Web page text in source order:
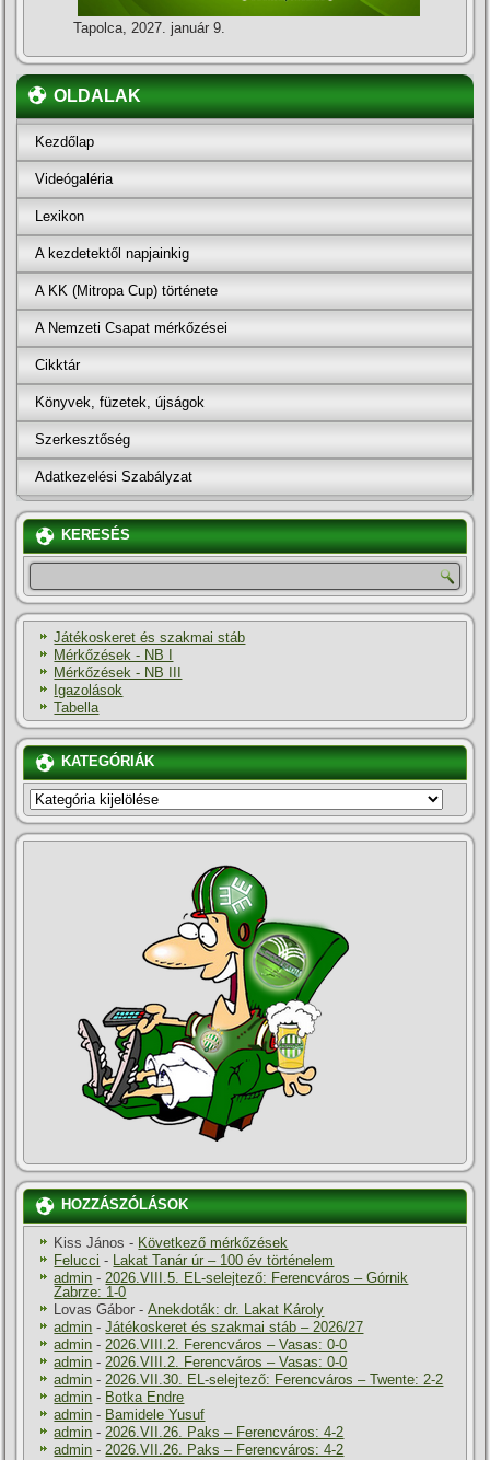
Tapolca, 2027. január 9.
OLDALAK
Kezdőlap
Videógaléria
Lexikon
A kezdetektől napjainkig
A KK (Mitropa Cup) története
A Nemzeti Csapat mérkőzései
Cikktár
Könyvek, füzetek, újságok
Szerkesztőség
Adatkezelési Szabályzat
KERESÉS
Játékoskeret és szakmai stáb
Mérkőzések - NB I
Mérkőzések - NB III
Igazolások
Tabella
KATEGÓRIÁK
KATEGÓRIÁK
HOZZÁSZÓLÁSOK
Kiss János - Következő mérkőzések
Felucci - Lakat Tanár úr – 100 év történelem
admin -2026.VIII.5. EL-selejtező: Ferencváros – Górnik
Zabrze: 1-0
Lovas Gábor -Anekdoták: dr. Lakat Károly
admin -Játékoskeret és szakmai stáb – 2026/27
admin -2026.VIII.2. Ferencváros – Vasas: 0-0
admin -2026.VIII.2. Ferencváros – Vasas: 0-0
admin -2026.VII.30. EL-selejtező: Ferencváros – Twente: 2-2
admin - Botka Endre
admin - Bamidele Yusuf
admin -2026.VII.26. Paks – Ferencváros: 4-2
admin -2026.VII.26. Paks – Ferencváros: 4-2